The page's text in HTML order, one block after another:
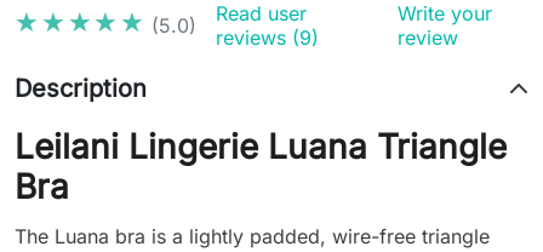
★★★★★
★★★★★ (5.0)
Read user
reviews (9)
Write your
review
Description
Leilani Lingerie Luana Triangle
Bra
The Luana bra is a lightly padded, wire-free triangle